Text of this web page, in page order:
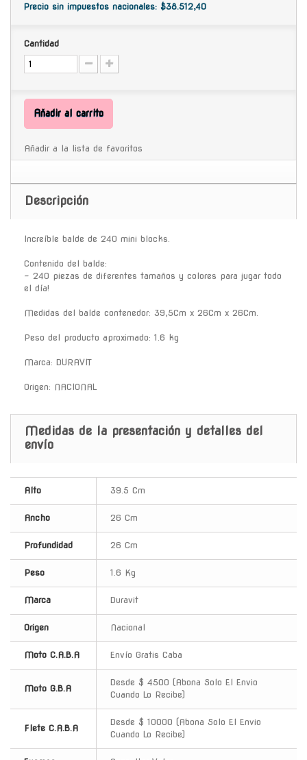
Precio sin impuestos nacionales: $38.512,40
Cantidad
Añadir al carrito
Añadir a la lista de favoritos
Descripción
Increíble balde de 240 mini blocks.
Contenido del balde:
- 240 piezas de diferentes tamaños y colores para jugar todo
el día!
Medidas del balde contenedor: 39,5Cm x 26Cm x 26Cm.
Peso del producto aproximado: 1.6 kg
Marca: DURAVIT
Origen: NACIONAL
Medidas de la presentación y detalles del
envío
Alto 39.5 Cm
Ancho 26 Cm
Profundidad 26 Cm
Peso 1.6 Kg
Marca Duravit
Origen Nacional
Moto C.A.B.A Envío Gratis Caba
Moto G.B.A
Desde $ 4500 (Abona Solo El Envio
Cuando Lo Recibe)
Flete C.A.B.A
Desde $ 10000 (Abona Solo El Envio
Cuando Lo Recibe)